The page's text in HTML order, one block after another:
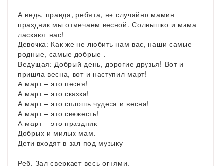
А ведь, правда, ребята, не случайно мамин
праздник мы отмечаем весной. Солнышко и мама
ласкают нас!
Девочка: Как же не любить нам вас, наши самые
родные, самые добрые .
Ведущая: Добрый день, дорогие друзья! Вот и
пришла весна, вот и наступил март!
А март – это песня!
А март – это сказка!
А март – это сплошь чудеса и весна!
А март – это свежесть!
А март – это праздник
Добрых и милых мам.
Дети входят в зал под музыку
Реб. Зал сверкает весь огнями,